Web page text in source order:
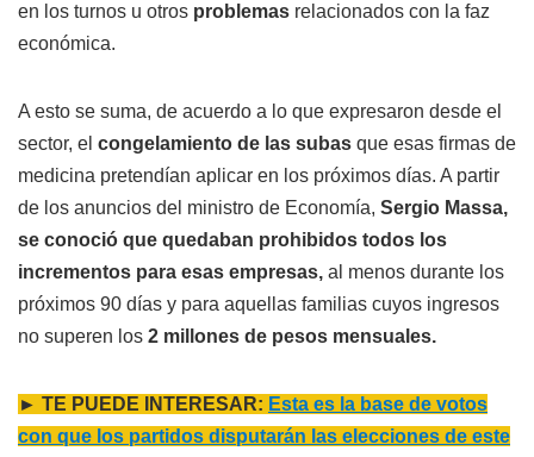
en los turnos u otros problemas relacionados con la faz
económica.
A esto se suma, de acuerdo a lo que expresaron desde el
sector, el congelamiento de las subas que esas firmas de
medicina pretendían aplicar en los próximos días. A partir
de los anuncios del ministro de Economía, Sergio Massa,
se conoció que quedaban prohibidos todos los
incrementos para esas empresas, al menos durante los
próximos 90 días y para aquellas familias cuyos ingresos
no superen los 2 millones de pesos mensuales.
► TE PUEDE INTERESAR: Esta es la base de votos
con que los partidos disputarán las elecciones de este